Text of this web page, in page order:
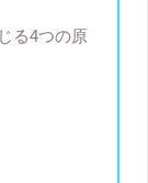
る4つの原